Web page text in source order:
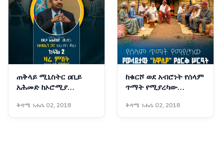
ጠቅላይ ሚኒስትር ዐቢይ
አሕመድ ከኦሮሚያ
(OBN) ጋር ያደረጉት ቆይታ
ክፍል 2
ቅዳሜ ነሐሴ 02, 2018
ከቁርሾ ወደ አብሮነት የሰላም
ጥማት የሚያረካው
ሥርዓት
ቅዳሜ ነሐሴ 02, 2018